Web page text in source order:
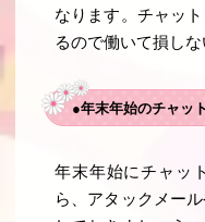
なります。チャッ
るので働いて損しな
●年末年始のチャッ
年末年始にチャッ
ら、アタックメー